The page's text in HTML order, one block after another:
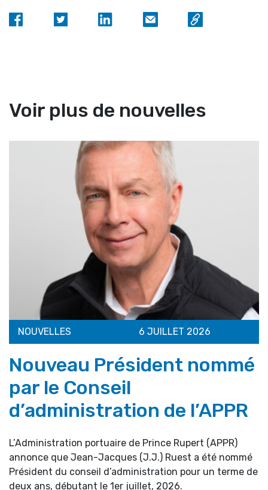
Voir plus de nouvelles
NOUVELLES 6 JUILLET 2026
Nouveau Président nommé
par le Conseil
d’administration de l’APPR
L’Administration portuaire de Prince Rupert (APPR)
annonce que Jean-Jacques (J.J.) Ruest a été nommé
Président du conseil d’administration pour un terme de
deux ans, débutant le 1er juillet, 2026.